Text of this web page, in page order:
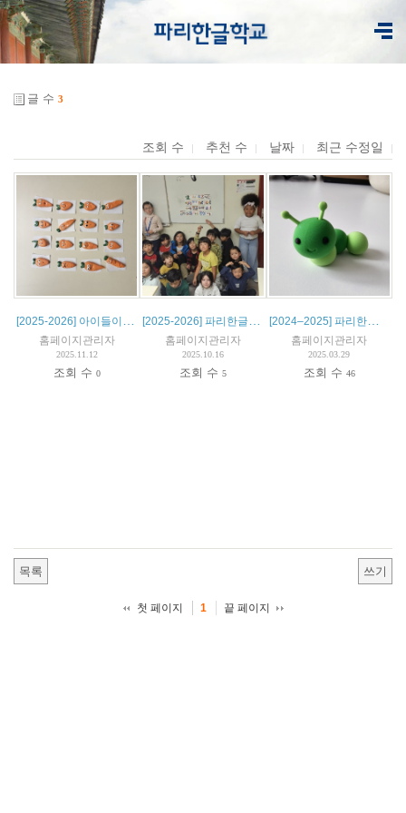
글 수 3
조회 수 추천 수 날짜 최근 수정일
[2025-2026] 아이들이 만든 클레이아트를 소개합니다.
홈페이지관리자
2025.11.12
조회 수 0
[2025-2026] 파리한글학교 클레이아트 첫 수업
홈페이지관리자
2025.10.16
조회 수 5
[2024–2025] 파리한글학교 클레이아트 수업 작품 소개
홈페이지관리자
2025.03.29
조회 수 46
목록 쓰기
첫 페이지 1 끝 페이지